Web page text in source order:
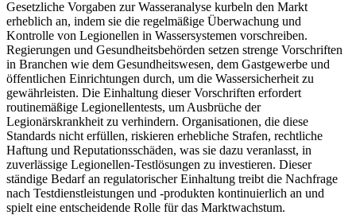
Gesetzliche Vorgaben zur Wasseranalyse kurbeln den Markt
erheblich an, indem sie die regelmäßige Überwachung und
Kontrolle von Legionellen in Wassersystemen vorschreiben.
Regierungen und Gesundheitsbehörden setzen strenge Vorschriften
in Branchen wie dem Gesundheitswesen, dem Gastgewerbe und
öffentlichen Einrichtungen durch, um die Wassersicherheit zu
gewährleisten. Die Einhaltung dieser Vorschriften erfordert
routinemäßige Legionellentests, um Ausbrüche der
Legionärskrankheit zu verhindern. Organisationen, die diese
Standards nicht erfüllen, riskieren erhebliche Strafen, rechtliche
Haftung und Reputationsschäden, was sie dazu veranlasst, in
zuverlässige Legionellen-Testlösungen zu investieren. Dieser
ständige Bedarf an regulatorischer Einhaltung treibt die Nachfrage
nach Testdienstleistungen und -produkten kontinuierlich an und
spielt eine entscheidende Rolle für das Marktwachstum.